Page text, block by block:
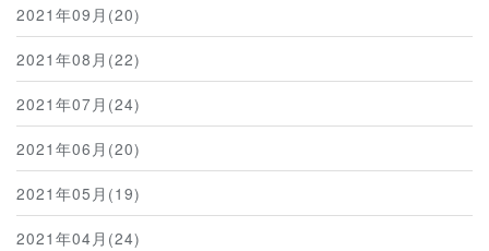
2021年09月(20)
2021年08月(22)
2021年07月(24)
2021年06月(20)
2021年05月(19)
2021年04月(24)